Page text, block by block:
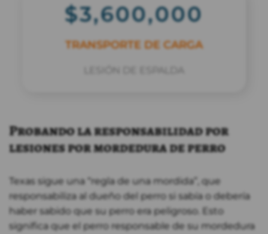
$3,600,000
TRANSPORTE DE CARGA
Probando la responsabilidad por
lesiones por mordedura de perro
Texas sigue una “regla de una mordida”, que
responsabiliza al dueño del perro si sabía o debería
haber sabido que su perro era peligroso. Esto
significa que el perro responsable de su mordedura